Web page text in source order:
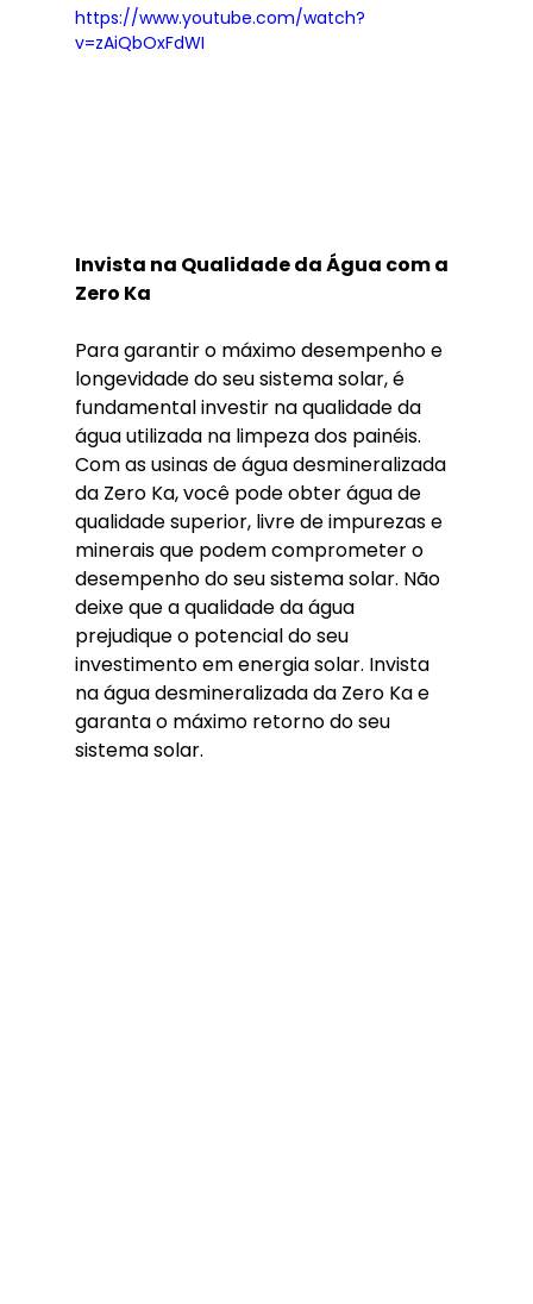
https://www.youtube.com/watch?
v=zAiQbOxFdWI
Invista na Qualidade da Água com a
Zero Ka
Para garantir o máximo desempenho e
longevidade do seu sistema solar, é
fundamental investir na qualidade da
água utilizada na limpeza dos painéis.
Com as usinas de água desmineralizada
da Zero Ka, você pode obter água de
qualidade superior, livre de impurezas e
minerais que podem comprometer o
desempenho do seu sistema solar. Não
deixe que a qualidade da água
prejudique o potencial do seu
investimento em energia solar. Invista
na água desmineralizada da Zero Ka e
garanta o máximo retorno do seu
sistema solar.